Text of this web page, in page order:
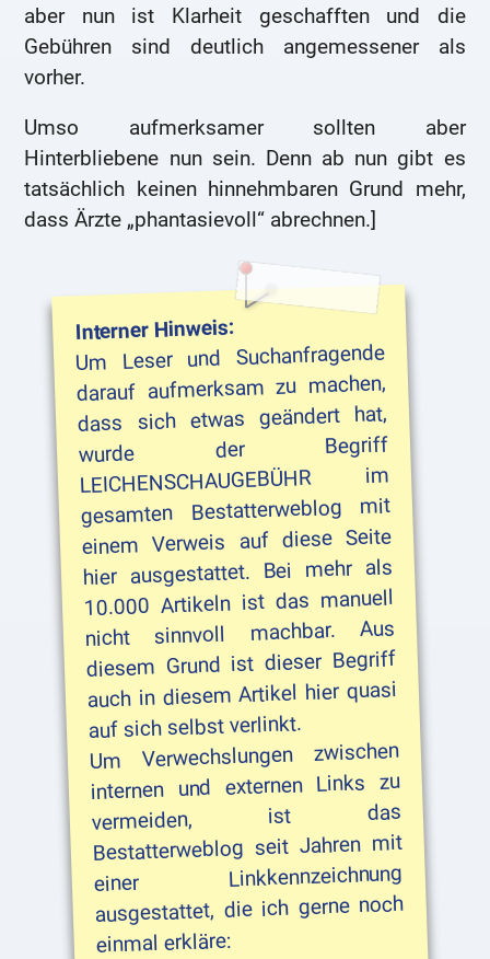
aber nun ist Klarheit geschafften und die
Gebühren sind deutlich angemessener als
vorher.
Umso aufmerksamer sollten aber
Hinterbliebene nun sein. Denn ab nun gibt es
tatsächlich keinen hinnehmbaren Grund mehr,
dass Ärzte „phantasievoll“ abrechnen.]
Interner Hinweis:
Um Leser und Suchanfragende
darauf aufmerksam zu machen,
dass sich etwas geändert hat,
wurde
der
Begriff
LEICHENSCHAUGEBÜHR im
gesamten Bestatterweblog mit
einem Verweis auf diese Seite
hier ausgestattet. Bei mehr als
10.000 Artikeln ist das manuell
nicht sinnvoll machbar. Aus
diesem Grund ist dieser Begriff
auch in diesem Artikel hier quasi
auf sich selbst verlinkt.
Um Verwechslungen zwischen
internen und externen Links zu
vermeiden,
ist
das
Bestatterweblog seit Jahren mit
einer
Linkkennzeichnung
ausgestattet, die ich gerne noch
einmal erkläre: